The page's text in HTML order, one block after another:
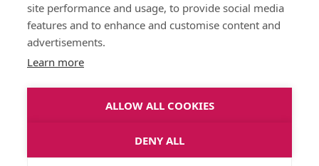
site performance and usage, to provide social media
features and to enhance and customise content and
advertisements.
Learn more
ALLOW ALL COOKIES
DENY ALL